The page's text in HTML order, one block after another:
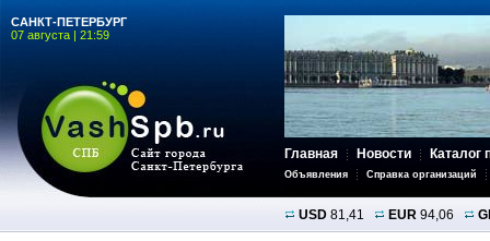
САНКТ-ПЕТЕРБУРГ
07 августа | 21:59
Главная Новости Каталог
Объявления Справка организаций
USD 81,41 EUR 94,06